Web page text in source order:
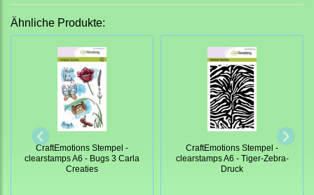
Ähnliche Produkte:
CraftEmotions Stempel -
clearstamps A6 - Bugs 3 Carla
Creaties
CraftEmotions Stempel -
clearstamps A6 - Tiger-Zebra-
Druck